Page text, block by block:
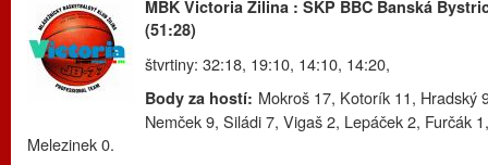
MBK Victoria Žilina : ŠKP BBC Banská
(51:28)
štvrtiny: 32:18, 19:10, 14:10, 14:20,
Body za hostí: Mokroš 17, Kotorík 11, Hradský
Nemček 9, Siládi 7, Vigaš 2, Lepáček 2, Furčák 1,
Melezinek 0.